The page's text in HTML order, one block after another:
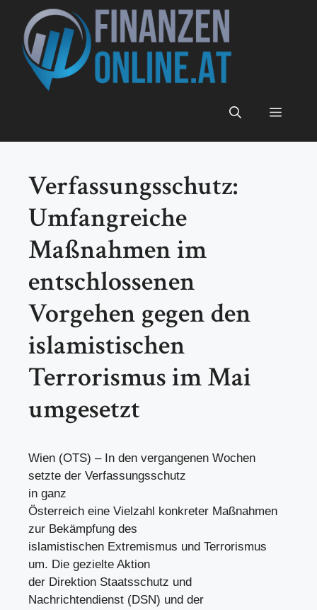
Inhalt
springen
Menü
Verfassungsschutz:
Umfangreiche
Maßnahmen im
entschlossenen
Vorgehen gegen den
islamistischen
Terrorismus im Mai
umgesetzt
Wien (OTS) – In den vergangenen Wochen
setzte der Verfassungsschutz
in ganz
Österreich eine Vielzahl konkreter Maßnahmen
zur Bekämpfung des
islamistischen Extremismus und Terrorismus
um. Die gezielte Aktion
der Direktion Staatsschutz und
Nachrichtendienst (DSN) und der